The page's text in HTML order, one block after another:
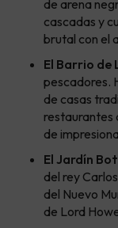
de arena
cascadas y
brutal con el
El Barrio de
pescadores.
de casas
restaurantes
de
El Jardín
del rey
del Nuevo
de Lord